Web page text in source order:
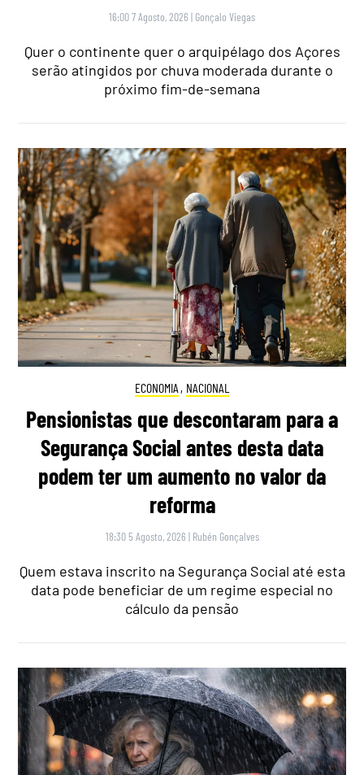
16:00 7 Agosto, 2026 | Gonçalo Viegas
Quer o continente quer o arquipélago dos Açores
serão atingidos por chuva moderada durante o
próximo fim-de-semana
ECONOMIA , NACIONAL
Pensionistas que descontaram para a
Segurança Social antes desta data
podem ter um aumento no valor da
reforma
18:30 5 Agosto, 2026 | Rubén Gonçalves
Quem estava inscrito na Segurança Social até esta
data pode beneficiar de um regime especial no
cálculo da pensão